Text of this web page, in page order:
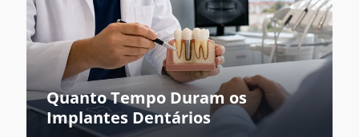
Quanto Tempo Duram os
Implantes Dentários